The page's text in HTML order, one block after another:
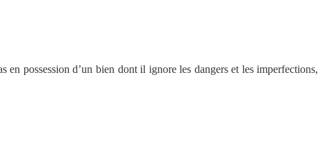
en possession d’un bien dont il ignore les dangers et les